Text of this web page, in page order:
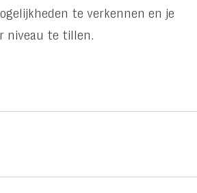
te verkennen en je
niveau te tillen.